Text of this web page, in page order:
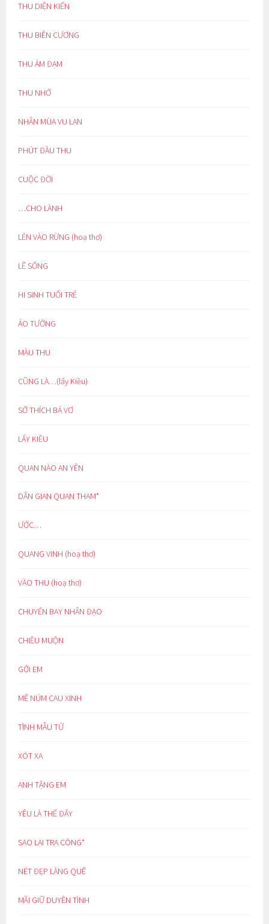
THU DIỆN KIẾN
THU BIÊN CƯƠNG
THU ẢM ĐẠM
THU NHỚ
NHÂN MÙA VU LAN
PHÚT ĐẦU THU
CUỘC ĐỜI
…CHO LÀNH
LẺN VÀO RỪNG (hoạ thơ)
LẼ SỐNG
HI SINH TUỔI TRẺ
ẢO TƯỞNG
MÀU THU
CŨNG LÀ…(lẩy Kiều)
SỞ THÍCH BÁ VƠ
LẨY KIỀU
QUAN NÀO AN YÊN
DÂN GIAN QUAN THAM*
ƯỚC…
QUANG VINH (hoạ thơ)
VÀO THU (hoạ thơ)
CHUYẾN BAY NHÂN ĐẠO
CHIỀU MUỘN
GỞI EM
MÊ NÚM CAU XINH
TÌNH MẪU TỬ
XÓT XA
ANH TẶNG EM
YÊU LÀ THẾ ĐẤY
SAO LẠI TRA CÒNG*
NÉT ĐẸP LÀNG QUÊ
MÃI GIỮ DUYÊN TÌNH